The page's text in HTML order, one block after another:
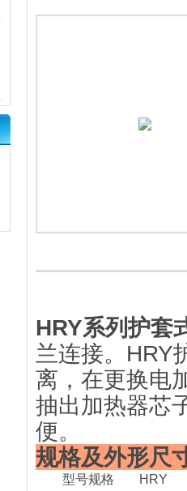
HRY系列护套
兰连接。HRY
离，在更换电
抽出加热器芯
便。
规格及外形尺
型号规格
HRY